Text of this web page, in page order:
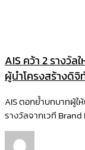
AIS คว้า 2 รางวั
ผู้นำโครงสร้างดิจิ
AIS ตอกย้ำบทบาทผู้ใ
รางวัลจากเวที Brand